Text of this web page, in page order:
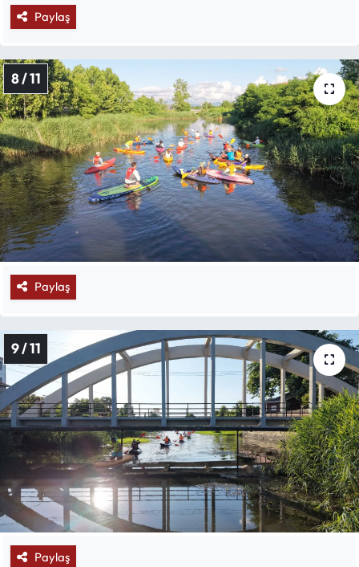
Paylaş
8 / 11
Paylaş
9 / 11
Paylaş